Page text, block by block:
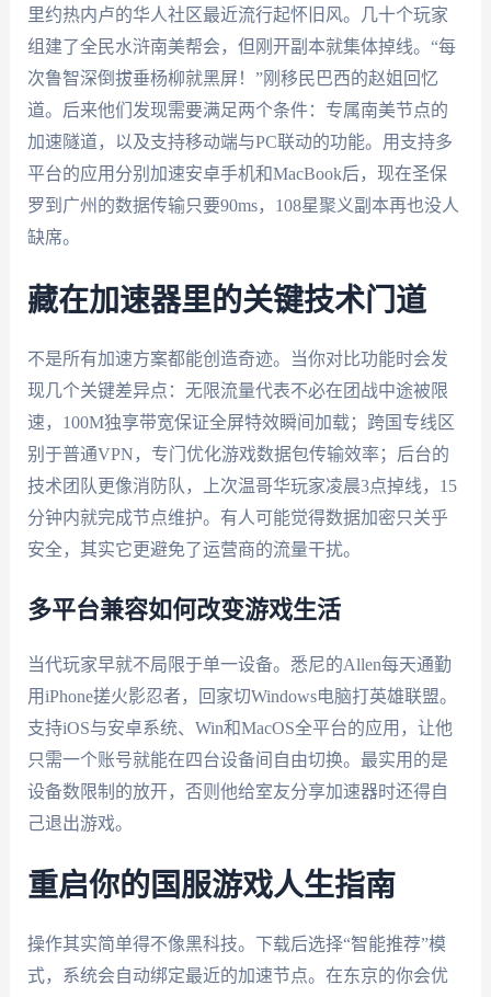
里约热内卢的华人社区最近流行起怀旧风。几十个玩家
组建了全民水浒南美帮会，但刚开副本就集体掉线。“每
次鲁智深倒拔垂杨柳就黑屏！”刚移民巴西的赵姐回忆
道。后来他们发现需要满足两个条件：专属南美节点的
加速隧道，以及支持移动端与PC联动的功能。用支持多
平台的应用分别加速安卓手机和MacBook后，现在圣保
罗到广州的数据传输只要90ms，108星聚义副本再也没人
缺席。
藏在加速器里的关键技术门道
不是所有加速方案都能创造奇迹。当你对比功能时会发
现几个关键差异点：无限流量代表不必在团战中途被限
速，100M独享带宽保证全屏特效瞬间加载；跨国专线区
别于普通VPN，专门优化游戏数据包传输效率；后台的
技术团队更像消防队，上次温哥华玩家凌晨3点掉线，15
分钟内就完成节点维护。有人可能觉得数据加密只关乎
安全，其实它更避免了运营商的流量干扰。
多平台兼容如何改变游戏生活
当代玩家早就不局限于单一设备。悉尼的Allen每天通勤
用iPhone搓火影忍者，回家切Windows电脑打英雄联盟。
支持iOS与安卓系统、Win和MacOS全平台的应用，让他
只需一个账号就能在四台设备间自由切换。最实用的是
设备数限制的放开，否则他给室友分享加速器时还得自
己退出游戏。
重启你的国服游戏人生指南
操作其实简单得不像黑科技。下载后选择“智能推荐”模
式，系统会自动绑定最近的加速节点。在东京的你会优